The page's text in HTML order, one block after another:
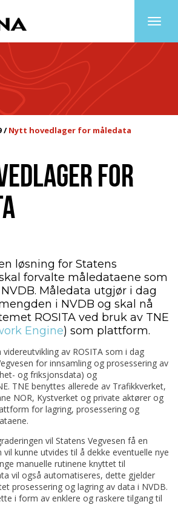
Nytt hovedlager for måledata
FOR
løsning for Statens
forvalte måledataene som
Måledata utgjør i dag
i NVDB og skal nå
ROSITA ved bruk av TNE
Engine) som plattform.
av ROSITA som i dag
for innsamling og prosessering av
og friksjonsdata) og
TNE benyttes allerede av Trafikkverket,
NOR, Kystverket og private aktører og
for lagring, prosessering og
vil Statens Vegvesen få en
kunne utvides til å dekke eventuelle nye
manuelle rutinene knyttet til
vil også automatiseres, dette gjelder
prosessering og lagring av data i NVDB.
i form av enklere og raskere tilgang til